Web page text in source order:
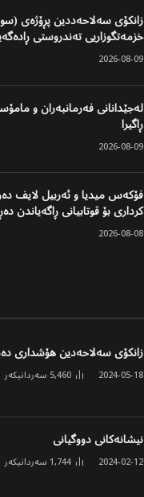
زانکۆی سەلاحەددین پڕۆژەی
خزمەتگوزاریی تەندروستی
2026-08-09
لەجێدانانی فەرمانبەران و
ڕاگیرا
2026-08-09
فۆکەس میدیا و ئەربیل لایف
کرداری بۆ قوتابیانی ڕاگەیاندن
2026-08-08
زانکۆی سەلاحەدین هۆشداری
2024-05-18
5,460 سەردانیکەر
نیشانەکانی دووگیانی
2024-02-12
1,744 سەردانیکەر